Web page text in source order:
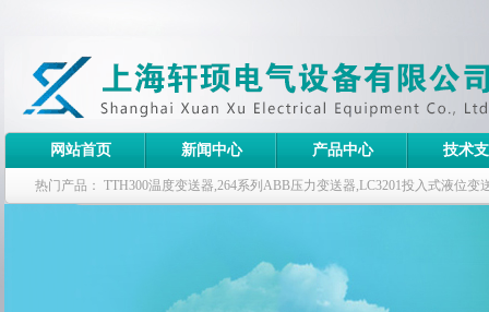
网站首页 新闻中心 产品中心 技术
热门产品： TTH300温度变送器,264系列ABB压力变送器,LC3201投入式液位